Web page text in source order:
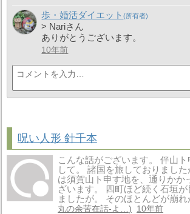
歩・婚活ダイエット
> Nariさん
ありがとうございます。
10年前
呪い人形 針千本
こんな話がございます。 伴山ト
して。 諸国を旅しておりまし
は須賀山ト申す地を、通りかか
ざいます。 四町ほど続く石垣が
ましたが。 そのほとんどが崩れ
丸の余苦在話-よ…
10年前